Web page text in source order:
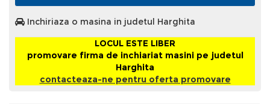
Inchiriaza o masina in judetul Harghita
LOCUL ESTE LIBER
promovare firma de inchiariat masini pe judetul
Harghita
contacteaza-ne pentru oferta promovare